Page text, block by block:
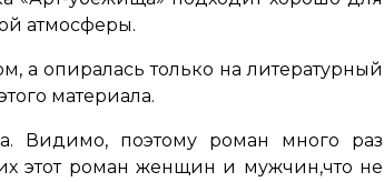
атмосферы.
а опиралась только на литературный
материала.
Видимо, поэтому роман много раз
этот роман женщин и мужчин,что не